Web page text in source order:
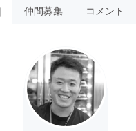
仲間募集 コメント